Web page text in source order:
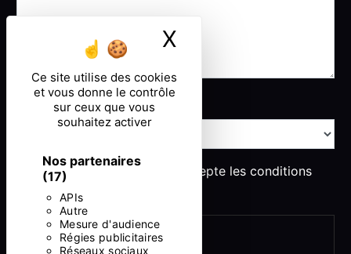
Ce site utilise des cookies
et vous donne le contrôle
sur ceux que vous
souhaitez activer
Nos partenaires
(17)
APIs
Autre
Mesure d'audience
Régies publicitaires
Réseaux sociaux
X
Combien font huit plus un
En cochant cette case, j'accepte les conditions
particulières ci-dessous **
ENVOYER